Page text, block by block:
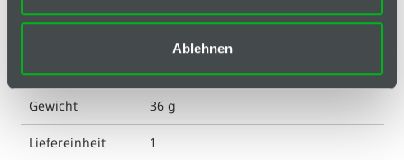
Ablehnen
Farbe Gelenkfuß schwarz
Gewicht 36 g
Liefereinheit 1